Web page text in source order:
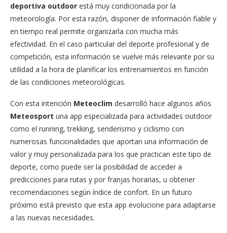
deportiva outdoor está muy condicionada por la
meteorología. Por esta razón, disponer de información fiable y
en tiempo real permite organizarla con mucha más
efectividad. En el caso particular del deporte profesional y de
competición, esta información se vuelve más relevante por su
utilidad a la hora de planificar los entrenamientos en función
de las condiciones meteorológicas.
Con esta intención Meteoclim desarrolló hace algunos años
Meteosport una app especializada para actividades outdoor
como el running, trekking, senderismo y ciclismo con
numerosas funcionalidades que aportan una información de
valor y muy personalizada para los que practican este tipo de
deporte, como puede ser la posibilidad de acceder a
predicciones para rutas y por franjas horarias, u obtener
recomendaciones según índice de confort. En un futuro
próximo está previsto que esta app evolucione para adaptarse
a las nuevas necesidades.